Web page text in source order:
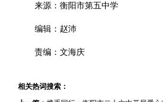
来源：衡阳市第五中学
编辑：赵沛
责编：文海庆
相关热词搜索：